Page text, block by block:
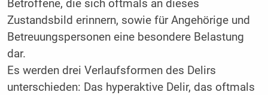
Betroffene, die sich oftmals an dieses
Zustandsbild erinnern, sowie für Angehörige und
Betreuungspersonen eine besondere Belastung
dar.
Es werden drei Verlaufsformen des Delirs
unterschieden: Das hyperaktive Delir, das oftmals